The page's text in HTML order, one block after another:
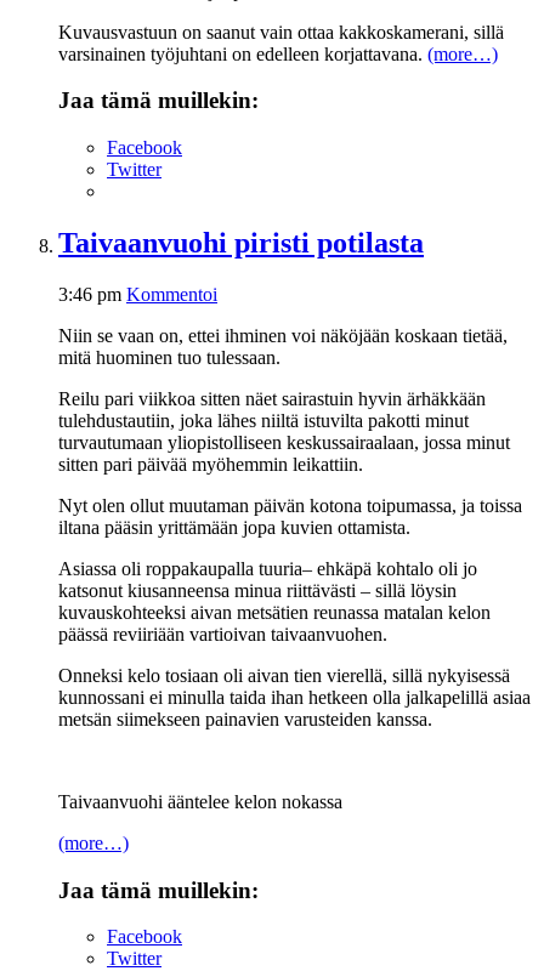
Kuvausvastuun on saanut vain ottaa kakkoskamerani, sillä
varsinainen työjuhtani on edelleen korjattavana. (more…)
Jaa tämä muillekin:
Facebook
Twitter
Taivaanvuohi piristi potilasta
3:46 pm Kommentoi
Niin se vaan on, ettei ihminen voi näköjään koskaan tietää,
mitä huominen tuo tulessaan.
Reilu pari viikkoa sitten näet sairastuin hyvin ärhäkkään
tulehdustautiin, joka lähes niiltä istuvilta pakotti minut
turvautumaan yliopistolliseen keskussairaalaan, jossa minut
sitten pari päivää myöhemmin leikattiin.
Nyt olen ollut muutaman päivän kotona toipumassa, ja toissa
iltana pääsin yrittämään jopa kuvien ottamista.
Asiassa oli roppakaupalla tuuria– ehkäpä kohtalo oli jo
katsonut kiusanneensa minua riittävästi – sillä löysin
kuvauskohteeksi aivan metsätien reunassa matalan kelon
päässä reviiriään vartioivan taivaanvuohen.
Onneksi kelo tosiaan oli aivan tien vierellä, sillä nykyisessä
kunnossani ei minulla taida ihan hetkeen olla jalkapelillä asiaa
metsän siimekseen painavien varusteiden kanssa.
Taivaanvuohi ääntelee kelon nokassa
(more…)
Jaa tämä muillekin:
Facebook
Twitter